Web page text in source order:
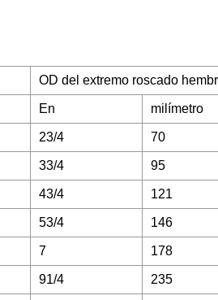
OD del extremo roscado
En milímetro
23/4 70
33/4 95
43/4 121
53/4 146
7 178
91/4 235